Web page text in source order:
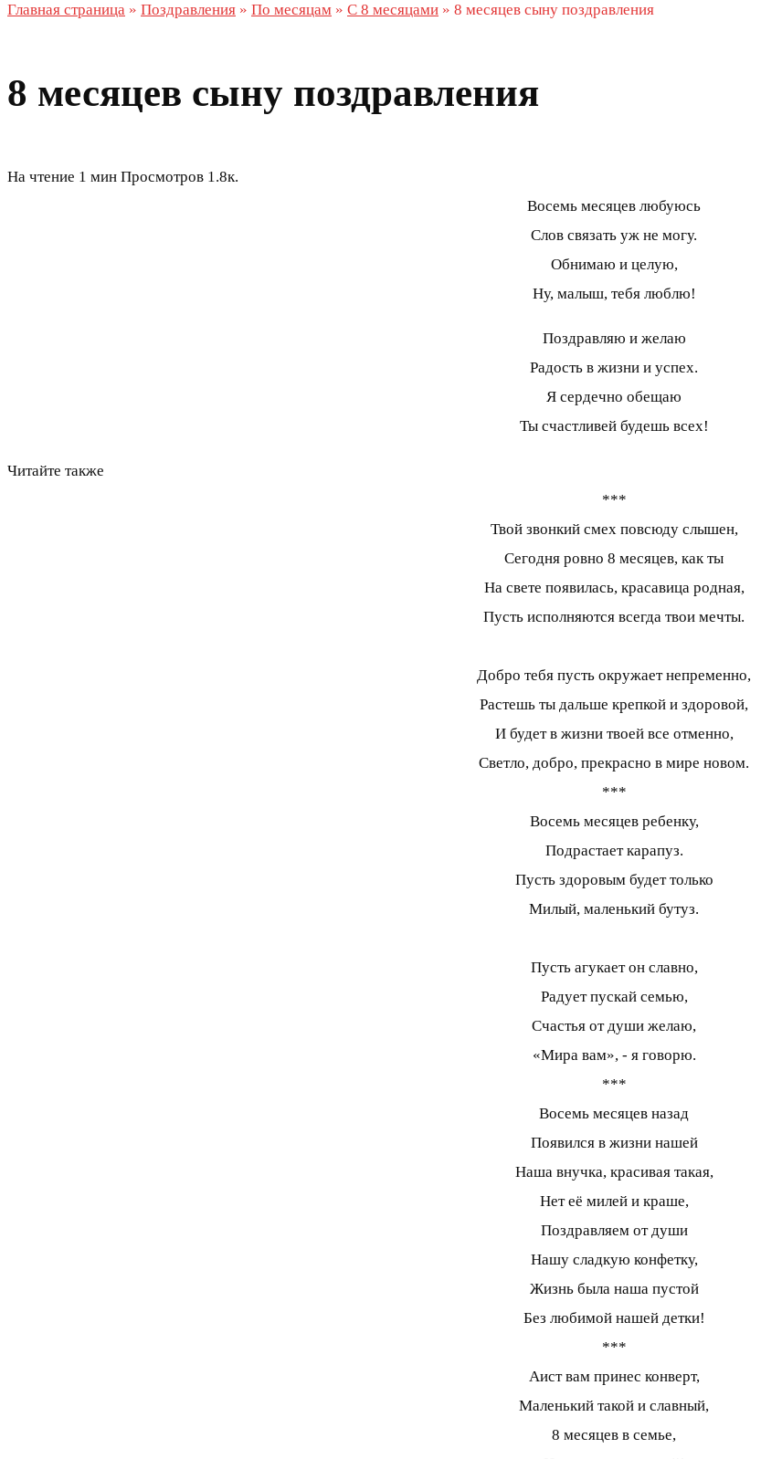
Главная страница » Поздравления » По месяцам » С 8 месяцами » 8 месяцев сыну поздравления
8 месяцев сыну поздравления
На чтение 1 мин Просмотров 1.8к.
Восемь месяцев любуюсь
Слов связать уж не могу.
Обнимаю и целую,
Ну, малыш, тебя люблю!
Поздравляю и желаю
Радость в жизни и успех.
Я сердечно обещаю
Ты счастливей будешь всех!
Читайте также
***
Твой звонкий смех повсюду слышен,
Сегодня ровно 8 месяцев, как ты
На свете появилась, красавица родная,
Пусть исполняются всегда твои мечты.
Добро тебя пусть окружает непременно,
Растешь ты дальше крепкой и здоровой,
И будет в жизни твоей все отменно,
Светло, добро, прекрасно в мире новом.
***
Восемь месяцев ребенку,
Подрастает карапуз.
Пусть здоровым будет только
Милый, маленький бутуз.
Пусть агукает он славно,
Радует пускай семью,
Счастья от души желаю,
«Мира вам», - я говорю.
***
Восемь месяцев назад
Появился в жизни нашей
Наша внучка, красивая такая,
Нет её милей и краше,
Поздравляем от души
Нашу сладкую конфетку,
Жизнь была наша пустой
Без любимой нашей детки!
***
Аист вам принес конверт,
Маленький такой и славный,
8 месяцев в семье,